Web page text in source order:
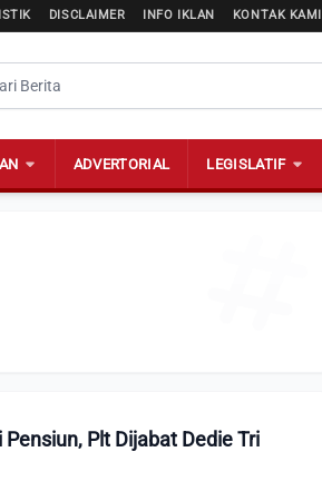
DISCLAIMER INFO IKLAN KONTAK KAMI
ADVERTORIAL LEGISLATIF
Plt Dijabat Dedie Tri